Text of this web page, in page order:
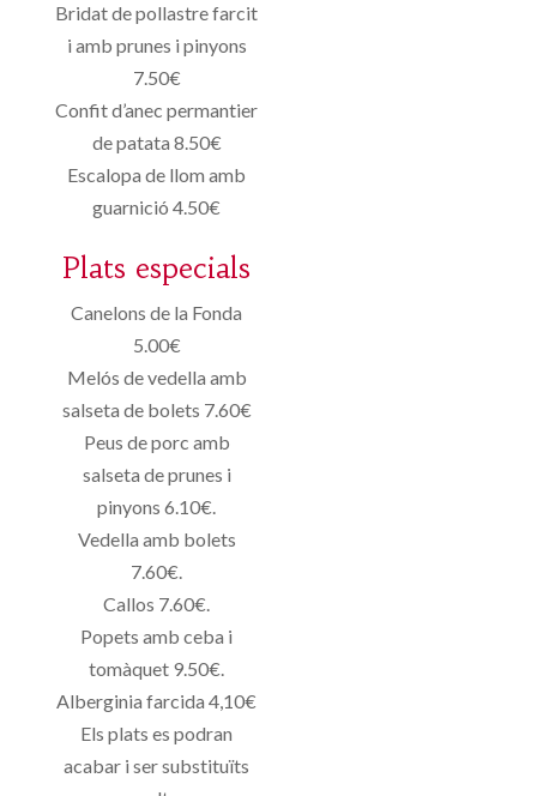
Bridat de pollastre farcit
i amb prunes i pinyons
7.50€
Confit d’anec permantier
de patata 8.50€
Escalopa de llom amb
guarnició 4.50€
Plats especials
Canelons de la Fonda
5.00€
Melós de vedella amb
salseta de bolets 7.60€
Peus de porc amb
salseta de prunes i
pinyons 6.10€.
Vedella amb bolets
7.60€.
Callos 7.60€.
Popets amb ceba i
tomàquet 9.50€.
Alberginia farcida 4,10€
Els plats es podran
acabar i ser substituïts